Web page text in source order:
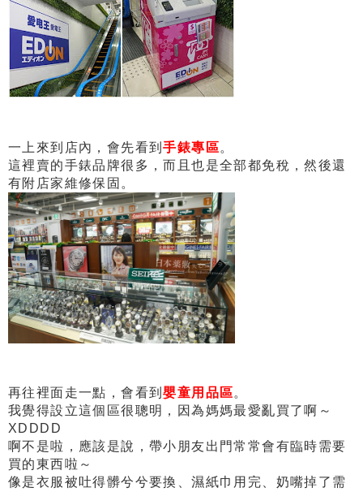
一上來到店內，會先看到手錶專區。
這裡賣的手錶品牌很多，而且也是全部都免稅，然後還
有附店家維修保固。
再往裡面走一點，會看到嬰童用品區。
我覺得設立這個區很聰明，因為媽媽最愛亂買了啊～
XDDDD
啊不是啦，應該是說，帶小朋友出門常常會有臨時需要
買的東西啦～
像是衣服被吐得髒兮兮要換、濕紙巾用完、奶嘴掉了需